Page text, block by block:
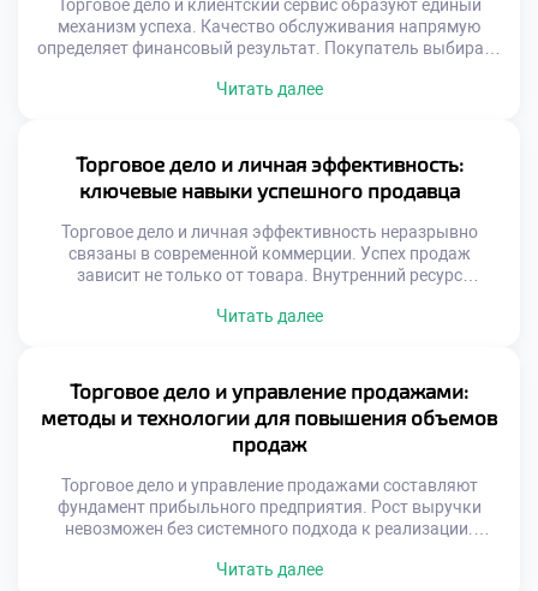
Торговое дело и клиентский сервис образуют единый
механизм успеха. Качество обслуживания напрямую
определяет финансовый результат. Покупатель выбирает
комфорт становится конкурентным преимуществом.
вместе с обществом. Ожидания потребителей растут
ежегодно. Скорость реакции ценится выше формальной
вежливости. Персонализация заменяет шаблонные
скрипты. Искренность […]
Читать далее
Торговое дело и личная эффективность:
ключевые навыки успешного продавца
Торговое дело и личная эффективность неразрывно
связаны в современной коммерции. Успех продаж
зависит не только от товара. Внутренний ресурс
снижает продуктивность даже опытных сотрудников.
механического знания скриптов. Клиент чувствует
искренность и заинтересованность продавца.
Личностный рост напрямую влияет на доход.
Профессионализм строится […]
Читать далее
Торговое дело и управление продажами:
методы и технологии для повышения объемов
продаж
Торговое дело и управление продажами составляют
фундамент прибыльного предприятия. Рост выручки
невозможен без системного подхода к реализации.
выгоде. Технологии позволяют превратить случайных
Читать далее